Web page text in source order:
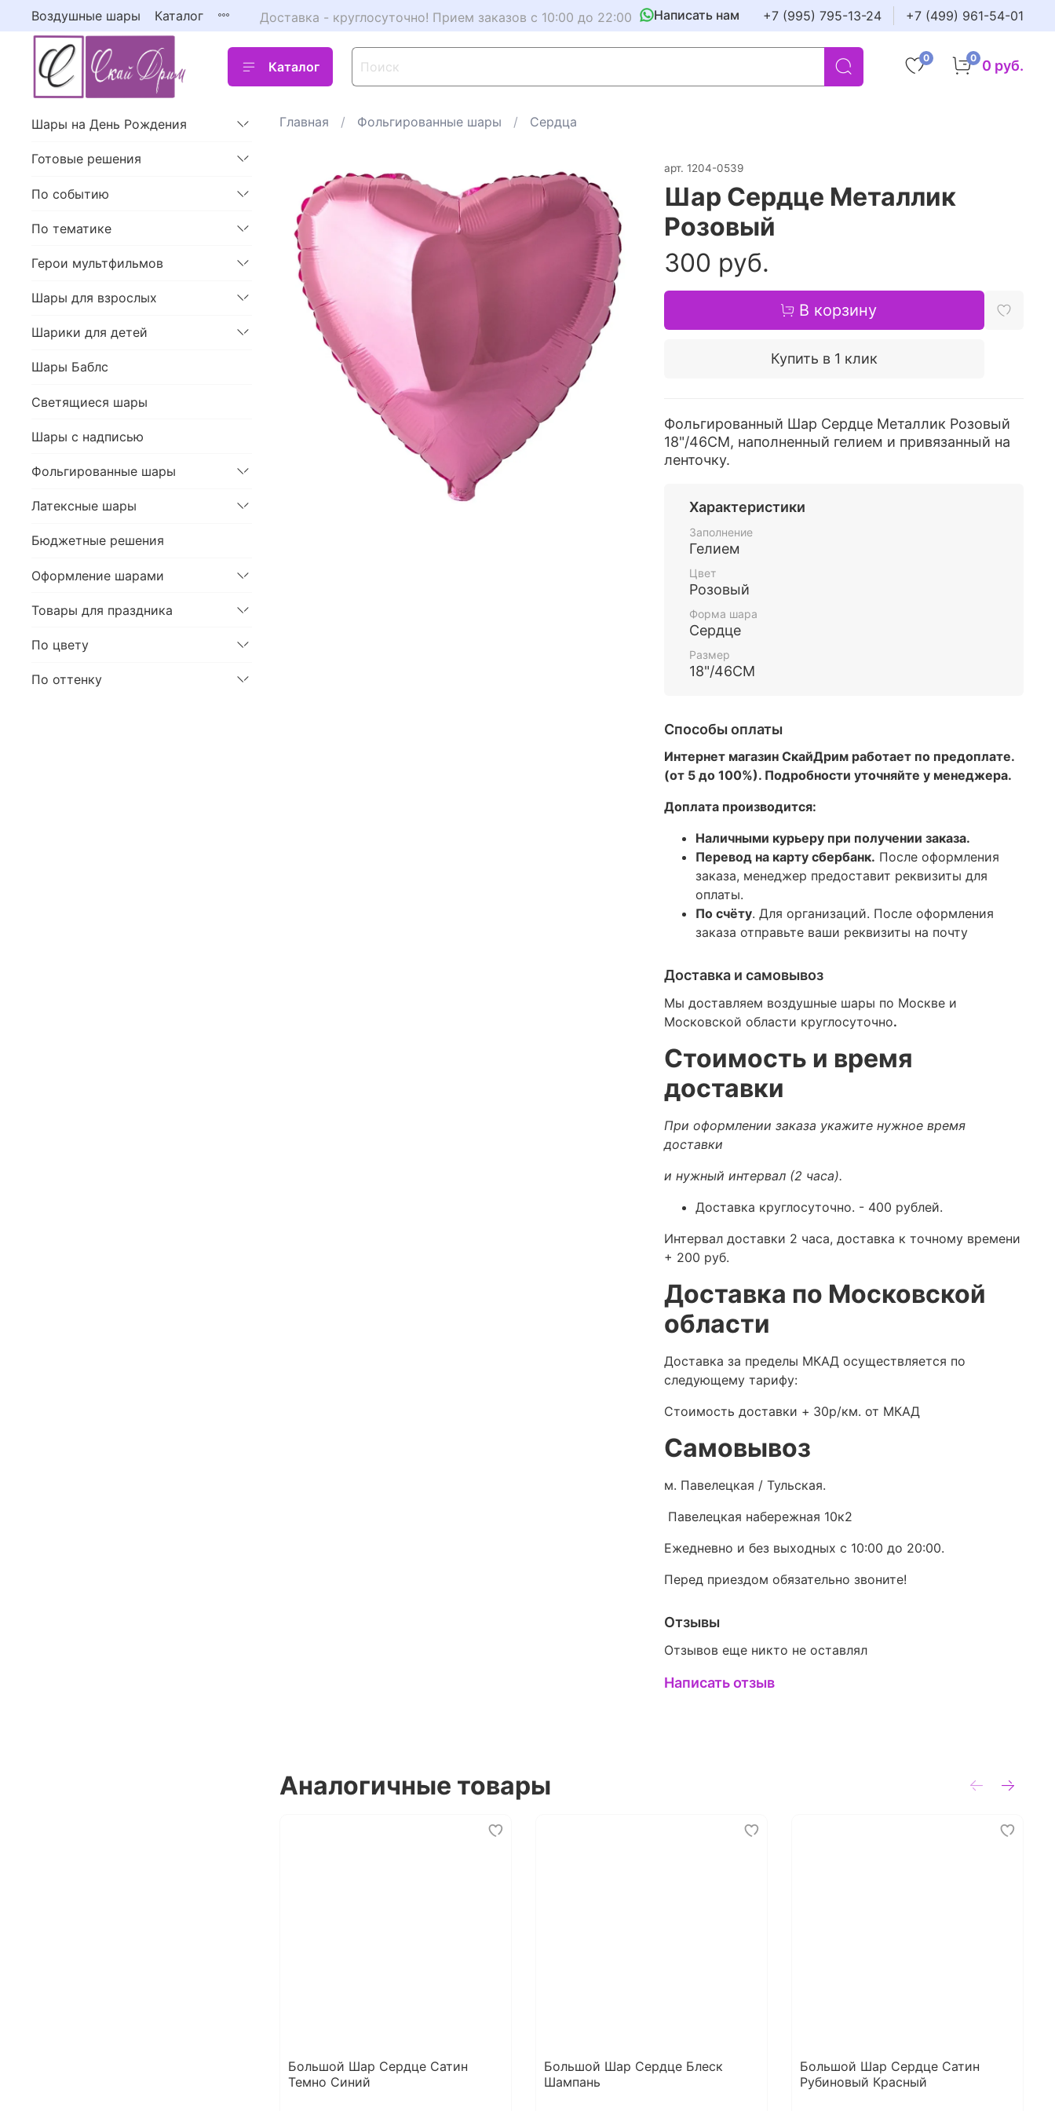
Воздушные шары Каталог Доставка - круглосуточно! Прием заказов с 10:00 до 22:00 Написать нам +7 (995) 795-13-24 +7 (499) 961-54-01
Каталог
0 0 0 руб.
Главная Фольгированные шары Сердца
арт. 1204-0539
Шар Сердце Металлик
Розовый
300 руб.
В корзину
Купить в 1 клик
Фольгированный Шар Сердце Металлик Розовый
18"/46СМ, наполненный гелием и привязанный на
ленточку.
Характеристики
Заполнение
Гелием
Цвет
Розовый
Форма шара
Сердце
Размер
18"/46СМ
Способы оплаты
Интернет магазин СкайДрим работает по предоплате.
(от 5 до 100%). Подробности уточняйте у менеджера.
Доплата производится:
Наличными курьеру при получении заказа.
Перевод на карту сбербанк. После оформления
заказа, менеджер предоставит реквизиты для
оплаты.
По счёту. Для организаций. После оформления
заказа отправьте ваши реквизиты на почту
Доставка и самовывоз
Мы доставляем воздушные шары по Москве и
Московской области круглосуточно.
Стоимость и время
доставки
При оформлении заказа укажите нужное время
доставки
и нужный интервал (2 часа).
Доставка круглосуточно. - 400 рублей.
Интервал доставки 2 часа, доставка к точному времени
+ 200 руб.
Доставка по Московской
области
Доставка за пределы МКАД осуществляется по
следующему тарифу:
Стоимость доставки + 30р/км. от МКАД
Самовывоз
м. Павелецкая / Тульская.
Павелецкая набережная 10к2
Ежедневно и без выходных с 10:00 до 20:00.
Перед приездом обязательно звоните!
Отзывы
Отзывов еще никто не оставлял
Написать отзыв
Аналогичные товары
Большой Шар Сердце Сатин
Темно Синий
Большой Шар Сердце Блеск
Шампань
Большой Шар Сердце Сатин
Рубиновый Красный
Шары на День Рождения
Готовые решения
По событию
По тематике
Герои мультфильмов
Шары для взрослых
Шарики для детей
Шары Баблс
Светящиеся шары
Шары с надписью
Фольгированные шары
Латексные шары
Бюджетные решения
Оформление шарами
Товары для праздника
По цвету
По оттенку